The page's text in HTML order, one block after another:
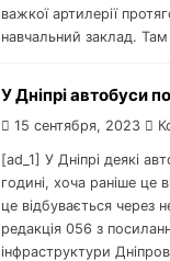
важкої артилерії
навчальний заклад.
У Дніпрі автобуси
15 сентября, 2023
[ad_1] У Дніпрі деякі
годині, хоча раніше це
це відбувається через
редакція 056 з
інфраструктури